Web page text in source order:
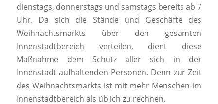
dienstags, donnerstags und samstags bereits ab 7
Uhr. Da sich die Stände und Geschäfte des
Weihnachtsmarkts über den gesamten
Innenstadtbereich verteilen, dient diese
Maßnahme dem Schutz aller sich in der
Innenstadt aufhaltenden Personen. Denn zur Zeit
des Weihnachtsmarkts ist mit mehr Menschen im
Innenstadtbereich als üblich zu rechnen.